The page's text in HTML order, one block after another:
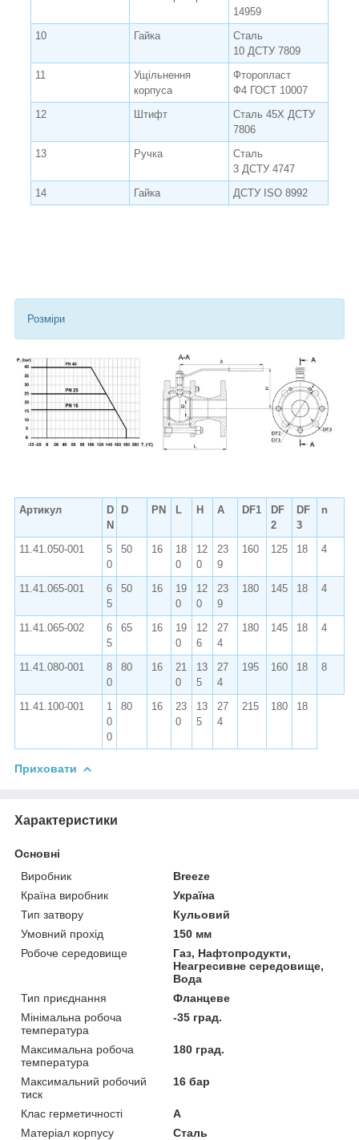
14959
10
Гайка
Сталь
10 ДСТУ 7809
11
Ущільнення
корпуса
Фторопласт
Ф4 ГОСТ 10007
12
Штифт
Сталь 45Х ДСТУ
7806
13
Ручка
Сталь
3 ДСТУ 4747
14
Гайка ДСТУ ISO 8992
Розміри
Артикул
D
N
D PN L H A DF1
DF
2
DF
3
n
11.41.050-001
5
0
50 16
18
0
12
0
23
9
160 125 18 4
11.41.065-001
6
5
50 16
19
0
12
0
23
9
180 145 18 4
11.41.065-002
6
5
65 16
19
0
12
6
27
4
180 145 18 4
11.41.080-001
8
0
80 16
21
0
13
5
27
4
195 160 18 8
11.41.100-001
1
0
0
80 16
23
0
13
5
27
4
215 180 18
Приховати
Характеристики
Основні
Виробник
Breeze
Країна виробник
Україна
Тип затвору
Кульовий
Умовний прохід
150 мм
Робоче середовище
Газ, Нафтопродукти,
Неагресивне середовище,
Вода
Тип приєднання
Фланцеве
Мінімальна робоча
температура
-35 град.
Максимальна робоча
температура
180 град.
Максимальний робочий
тиск
16 бар
Клас герметичності
А
Матеріал корпусу
Сталь